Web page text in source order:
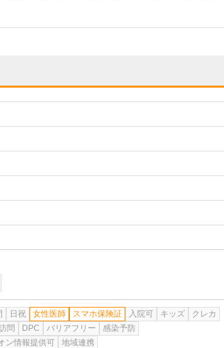
日祝 女性医師 スマホ保険証 入院可 キッズ
クレカ
問 DPC バリアフリー
感染予防
ン情報提供可 地域連携